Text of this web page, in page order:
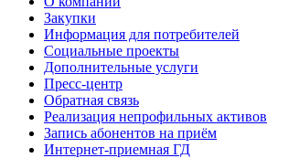
Закупки
Информация для потребителей
Социальные проекты
Дополнительные услуги
Пресс-центр
Обратная связь
Реализация непрофильных активов
Запись абонентов на приём
Интернет-приемная ГД